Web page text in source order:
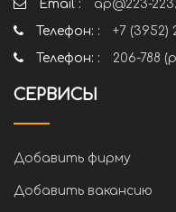
Email :
ap@223-
Телефон: :
+7
Телефон: :
206-788
СЕРВИСЫ
Добавить фирму
Добавить вакансию